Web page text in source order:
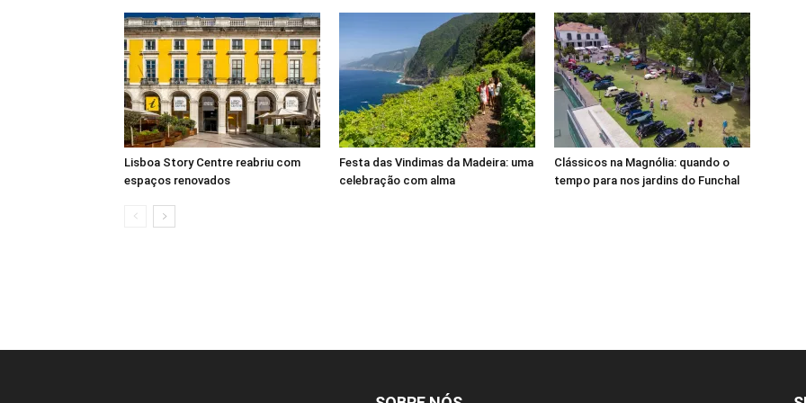
Lisboa Story Centre reabriu com
espaços renovados
Festa das Vindimas da Madeira: uma
celebração com alma
Clássicos na Magnólia: quando o
tempo para nos jardins do Funchal